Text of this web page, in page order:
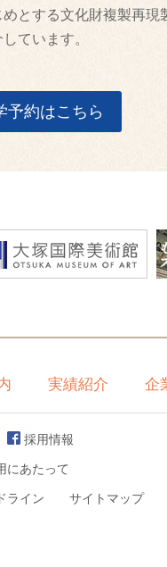
とする文化財複製再現
ています。
予約はこちら
実績紹介 企
採用情報
にあたって
ライン サイトマップ